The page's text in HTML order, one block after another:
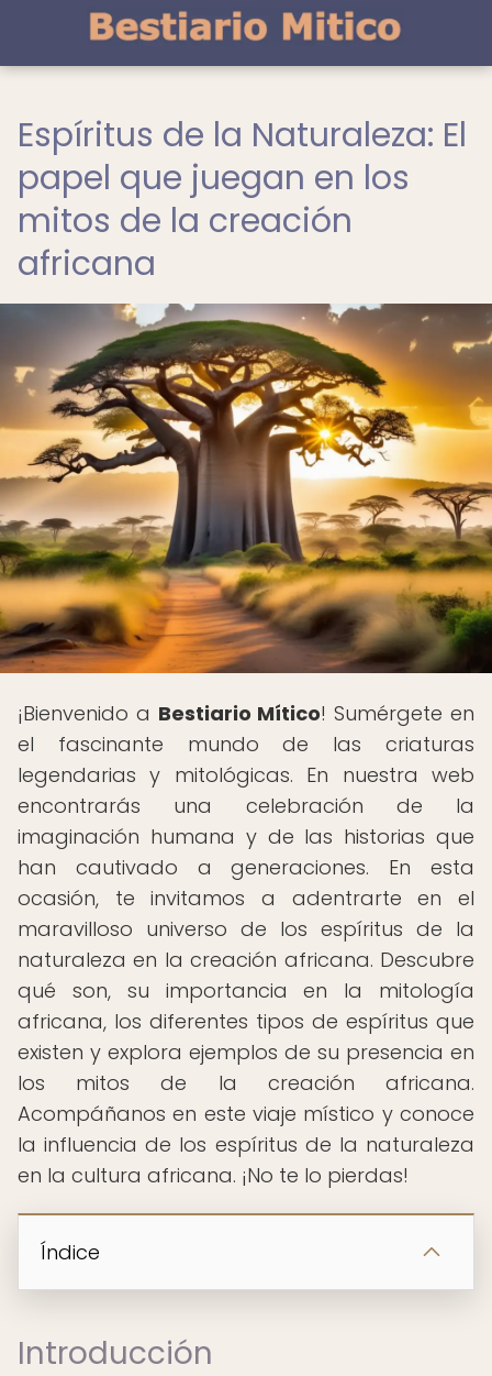
Espíritus de la Naturaleza: El
papel que juegan en los
mitos de la creación
africana
¡Bienvenido a Bestiario Mítico! Sumérgete en
el fascinante mundo de las criaturas
legendarias y mitológicas. En nuestra web
encontrarás una celebración de la
imaginación humana y de las historias que
han cautivado a generaciones. En esta
ocasión, te invitamos a adentrarte en el
maravilloso universo de los espíritus de la
naturaleza en la creación africana. Descubre
qué son, su importancia en la mitología
africana, los diferentes tipos de espíritus que
existen y explora ejemplos de su presencia en
los mitos de la creación africana.
Acompáñanos en este viaje místico y conoce
la influencia de los espíritus de la naturaleza
en la cultura africana. ¡No te lo pierdas!
Índice
Introducción